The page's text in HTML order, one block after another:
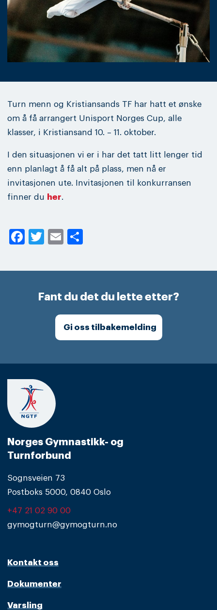
Turn menn og Kristiansands TF har hatt et ønske
om å få arrangert Unisport Norges Cup, alle
klasser, i Kristiansand 10. – 11. oktober.
I den situasjonen vi er i har det tatt litt lenger tid
enn planlagt å få alt på plass, men nå er
invitasjonen ute. Invitasjonen til konkurransen
finner du her.
Facebook
Twitter
Email
Fant du det du lette etter?
Gi oss tilbakemelding
Norges Gymnastikk- og
Turnforbund
Sognsveien 73
Postboks 5000, 0840 Oslo
+47 21 02 90 00
gymogturn@gymogturn.no
Kontakt oss
Dokumenter
Varsling